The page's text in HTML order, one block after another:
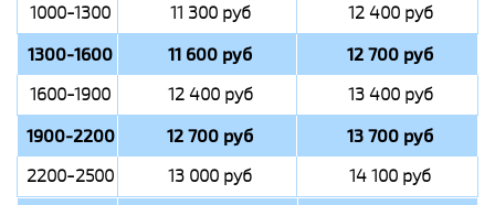
1000-1300 11 300 руб 12 400 руб
1300-1600 11 600 руб 12 700 руб
1600-1900 12 400 руб 13 400 руб
1900-2200 12 700 руб 13 700 руб
2200-2500 13 000 руб 14 100 руб